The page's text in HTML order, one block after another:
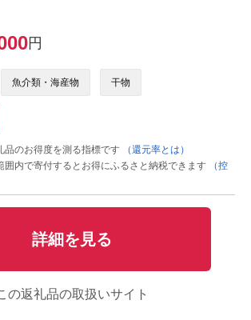
円
魚介類・海産物 干物
のお得度を測る指標です
（還元率とは）
内で寄付するとお得にふるさと納税できます
（控
詳細を見る
の返礼品の取扱いサイト